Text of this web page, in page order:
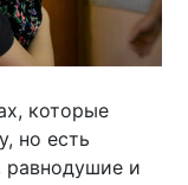
которые
но есть
равнодушие и